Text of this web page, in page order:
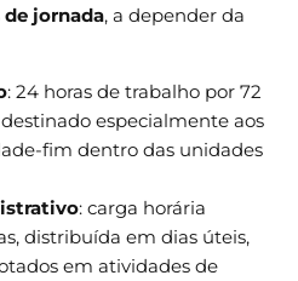
jornada, a depender da
: 24 horas de trabalho por 72
especialmente aos
fim dentro das unidades
: carga horária
distribuída em dias úteis,
em atividades de